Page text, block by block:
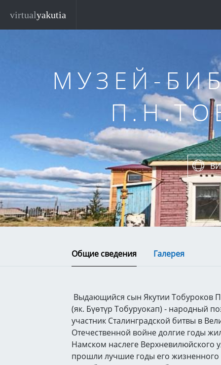
virtualyakutia
МУЗЕЙ-
Общие сведения Галерея
Выдающийся сын Якутии Тобуроков
(як. Бүөтүр Тобуруокап) - народный
участник Сталинградской битвы в
Отечественной войне долгие годы
Намском наслеге Верхневилюйского
прошли лучшие годы его жизненного